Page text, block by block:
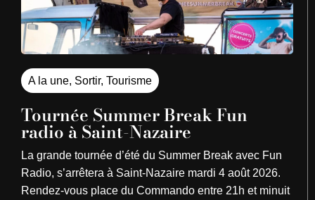
A la une, Sortir, Tourisme
Tournée Summer Break Fun
radio à Saint-Nazaire
La grande tournée d’été du Summer Break avec Fun
Radio, s’arrêtera à Saint-Nazaire mardi 4 août 2026.
Rendez-vous place du Commando entre 21h et minuit